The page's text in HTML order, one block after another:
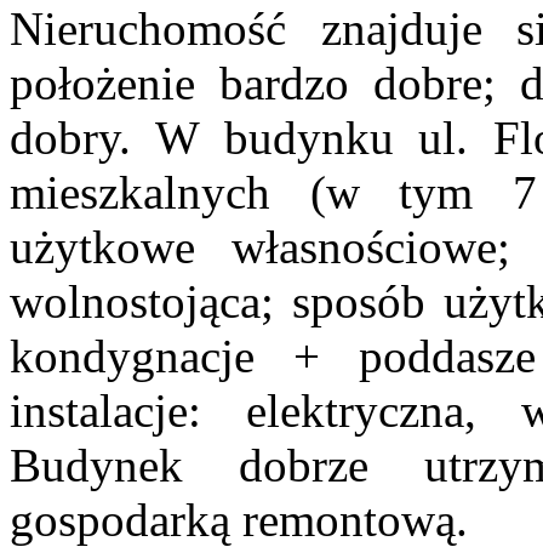
Nieruchomość znajduje
położenie bardzo dobre;
dobry. W budynku ul.
mieszkalnych (w tym
użytkowe
wolnostojąca; sposób
kondygnacje +
instalacje: elektryczna,
Budynek dobrze
gospodarką remontową.